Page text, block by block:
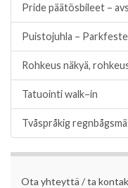
Pride päätösbileet –
Puistojuhla –
Rohkeus näkyä,
Tatuointi walk–in
Tvåspråkig
Ota yhteyttä / ta